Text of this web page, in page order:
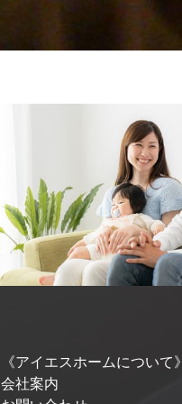
《アイエスホームについて
会社案内